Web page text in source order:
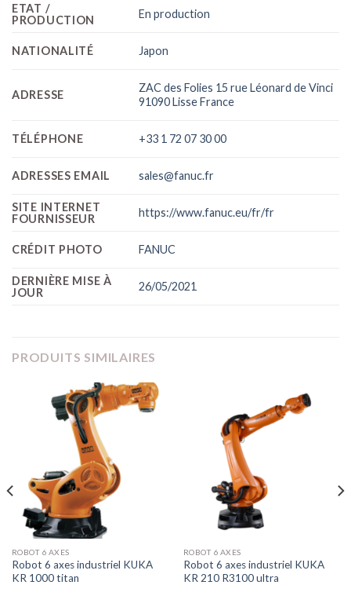
ETAT /
PRODUCTION
En production
NATIONALITÉ Japon
ADRESSE
ZAC des Folies 15 rue Léonard de Vinci
91090 Lisse France
TÉLÉPHONE +33 1 72 07 30 00
ADRESSES EMAIL sales@fanuc.fr
SITE INTERNET
FOURNISSEUR
https://www.fanuc.eu/fr/fr
CRÉDIT PHOTO FANUC
DERNIÈRE MISE À
JOUR
26/05/2021
PRODUITS SIMILAIRES
ROBOT 6 AXES
Robot 6 axes industriel KUKA
KR 1000 titan
ROBOT 6 AXES
Robot 6 axes industriel KUKA
KR 210 R3100 ultra